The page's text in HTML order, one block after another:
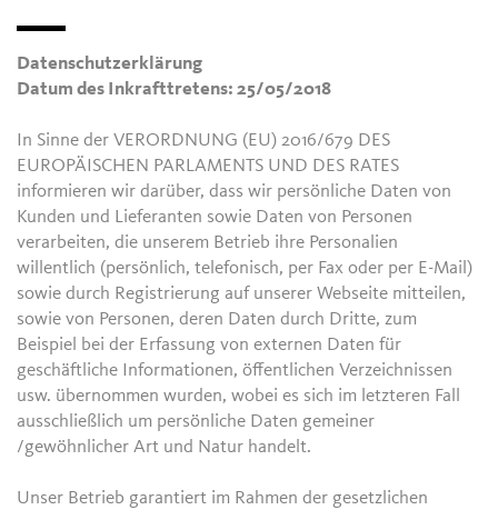
Datenschutzerklärung
Datum des Inkrafttretens: 25/05/2018
In Sinne der VERORDNUNG (EU) 2016/679 DES
EUROPÄISCHEN PARLAMENTS UND DES RATES
informieren wir darüber, dass wir persönliche Daten von
Kunden und Lieferanten sowie Daten von Personen
verarbeiten, die unserem Betrieb ihre Personalien
willentlich (persönlich, telefonisch, per Fax oder per E-Mail)
sowie durch Registrierung auf unserer Webseite mitteilen,
sowie von Personen, deren Daten durch Dritte, zum
Beispiel bei der Erfassung von externen Daten für
geschäftliche Informationen, öffentlichen Verzeichnissen
usw. übernommen wurden, wobei es sich im letzteren Fall
ausschließlich um persönliche Daten gemeiner
/gewöhnlicher Art und Natur handelt.
Unser Betrieb garantiert im Rahmen der gesetzlichen